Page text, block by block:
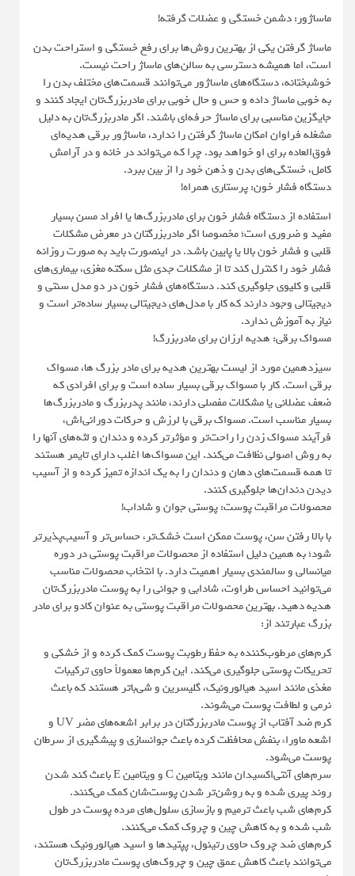
ماساژور: دشمن خستگی و عضلات گرفته!
ماساژ گرفتن یکی از بهترین روش‌ها برای رفع خستگی و استراحت بدن
است، اما همیشه دسترسی به سالن‌های ماساژ راحت نیست.
خوشبختانه، دستگاه‌های ماساژور می‌توانند قسمت‌های مختلف بدن را
به خوبی ماساژ داده و حس و حال خوبی برای مادربزرگ‌تان ایجاد کنند و
جایگزین مناسبی برای ماساژ حرفه‌ای باشند. اگر مادربزرگ‌تان به دلیل
مشغله فراوان امکان ماساژ گرفتن را ندارد، ماساژور برقی هدیه‌ای
فوق‌العاده برای او خواهد بود. چرا که می‌تواند در خانه و در آرامش
کامل، خستگی‌های بدن و ذهن خود را از بین ببرد.
دستگاه فشار خون: پرستاری همراه!
استفاده از دستگاه فشار خون برای مادربزرگ‌ها یا افراد مسن بسیار
مفید و ضروری است؛ مخصوصا اگر مادربزرگتان در معرض مشکلات
قلبی و فشار خون بالا یا پایین باشد. در اینصورت باید به صورت روزانه
فشار خود را کنترل کند تا از مشکلات جدی‌ مثل سکته مغزی، بیماری‌های
قلبی و کلیوی جلوگیری کند. دستگاه‌های فشار خون در دو مدل سنتی و
دیجیتالی وجود دارند که کار با مدل‌های دیجیتالی بسیار ساده‌تر است و
نیاز به آموزش ندارد.
مسواک برقی: هدیه ارزان برای مادربزرگ!
سیزدهمین مورد از لیست بهترین هدیه برای مادر بزرگ ها، مسواک
برقی است. کار با مسواک برقی بسیار ساده است و برای افرادی که
ضعف عضلانی یا مشکلات مفصلی دارند، مانند پدربزرگ و مادربزرگ‌ها
بسیار مناسب است. مسواک برقی با لرزش و حرکات دورانی‌اش،
فرآیند مسواک زدن را راحت‌تر و مؤثرتر کرده و دندان و لثه‌های آنها را
به روش اصولی نظافت می‌کند. این مسواک‌ها اغلب دارای تایمر هستند
تا همه قسمت‌های دهان و دندان را به یک اندازه تمیز کرده و از آسیب
دیدن دندان‌ها جلوگیری کنند.
محصولات مراقبت پوست: پوستی جوان و شاداب!
با بالا رفتن سن، پوست ممکن است خشک‌تر، حساس‌تر و آسیب‌پذیرتر
شود؛ به همین دلیل استفاده از محصولات مراقبت پوستی در دوره
میانسالی و سالمندی بسیار اهمیت دارد. با انتخاب محصولات مناسب
می‌توانید احساس طراوت، شادابی و جوانی را به پوست مادربزرگ‌تان
هدیه دهید. بهترین محصولات مراقبت پوستی به عنوان کادو برای مادر
بزرگ عبارتند از:
کرم‌های مرطوب‌کننده به حفظ رطوبت پوست کمک کرده و از خشکی و
تحریکات پوستی جلوگیری می‌کند. این کرم‌ها معمولاً حاوی ترکیبات
مغذی مانند اسید هیالورونیک، گلیسرین و شی‌باتر هستند که باعث
نرمی و لطافت پوست می‌شوند.
کرم ضد آفتاب از پوست مادربزرگتان در برابر اشعه‌های مضر UV و
اشعه ماوراء بنفش محافظت کرده باعث جوانسازی و پیشگیری از سرطان
پوست می‌شود.
سرم‌های آنتی‌اکسیدان مانند ویتامین C و ویتامین E باعث کند شدن
روند پیری شده و به روشن‌تر شدن پوست‌شان کمک می‌کنند.
کرم‌های شب باعث ترمیم و بازسازی سلول‌های مرده پوست در طول
شب شده و به کاهش چین و چروک کمک می‌کنند.
کرم‌های ضد چروک حاوی رتینول، پپتیدها و اسید هیالورونیک هستند،
می‌توانند باعث کاهش عمق چین و چروک‌های پوست مادربزرگ‌تان